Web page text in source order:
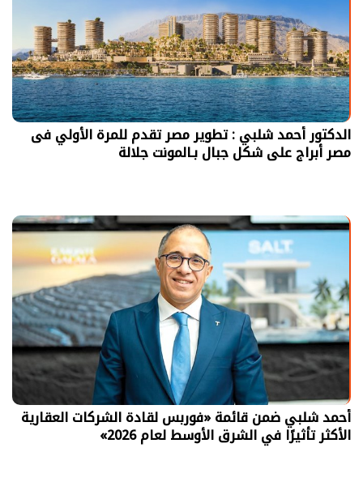
الدكتور أحمد شلبي : تطوير مصر تقدم للمرة الأولي فى
مصر أبراج على شكل جبال بـالمونت جلالة
أحمد شلبي ضمن قائمة «فوربس لقادة الشركات العقارية
الأكثر تأثيرًا في الشرق الأوسط لعام 2026»